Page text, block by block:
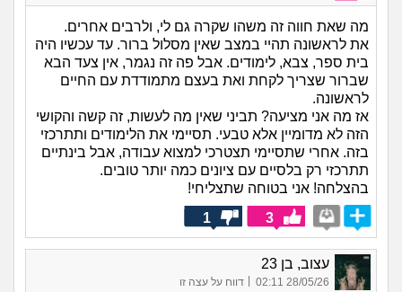
מה שאת חווה זה משהו שקרה גם לי, ולרבים אחרים.
את לראשונה תהיי במצב שאין מסלול ברור. עד עכשיו היה
בית ספר, צבא, לימודים. אבל פה זה נגמר, אין צעד הבא
שברור שצריך לקחת ואת בעצם מתמודדת עם החיים
לראשונה.
אז מה אני מציעה? תביני שאין מה לעשות, זה קשה והקושי
הזה לא מדומיין אלא טבעי. תסיימי את הלימודים ותתרכזי
בזה. אחרי שתסיימי תצטרכי למצוא עבודה, אבל בינתיים
תתרכזי רק בלסיים עם ציונים כמה יותר טובים.
בהצלחה! אני בטוחה שתצליחי!
3
1
עצוב, בן 23
28/05/26 02:11
| דווח על עצה זו